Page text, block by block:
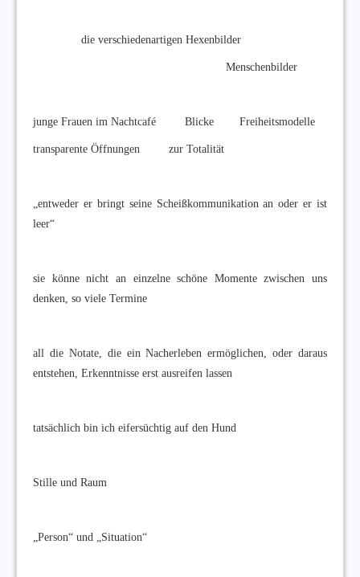
die verschiedenartigen Hexenbilder
Menschenbilder
junge Frauen im Nachtcafé Blicke Freiheitsmodelle
transparente Öffnungen zur Totalität
„entweder er bringt seine Scheißkommunikation an oder er ist
leer“
sie könne nicht an einzelne schöne Momente zwischen uns
denken, so viele Termine
all die Notate, die ein Nacherleben ermöglichen, oder daraus
entstehen, Erkenntnisse erst ausreifen lassen
tatsächlich bin ich eifersüchtig auf den Hund
Stille und Raum
„Person“ und „Situation“